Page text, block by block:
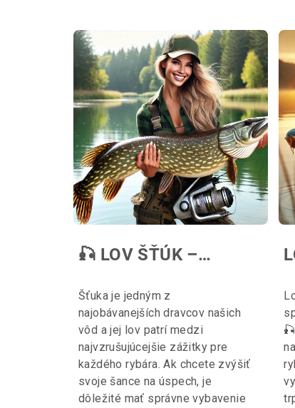
V
ý
p
i
s
č
l
á
n
o
v
🎣 LOV ŠŤÚK –
SPRIEVODCA PRE
ÚSPEŠNÝ RYBOLOV
🐟🔥
Šťuka je jedným z
najobávanejších dravcov našich
vôd a jej lov patrí medzi
najvzrušujúcejšie zážitky pre
každého rybára. Ak chcete zvýšiť
svoje šance na úspech, je
dôležité mať správne vybavenie